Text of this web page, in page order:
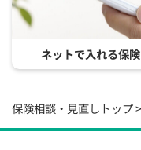
ネットで入れる保険
保険相談・見直しトップ